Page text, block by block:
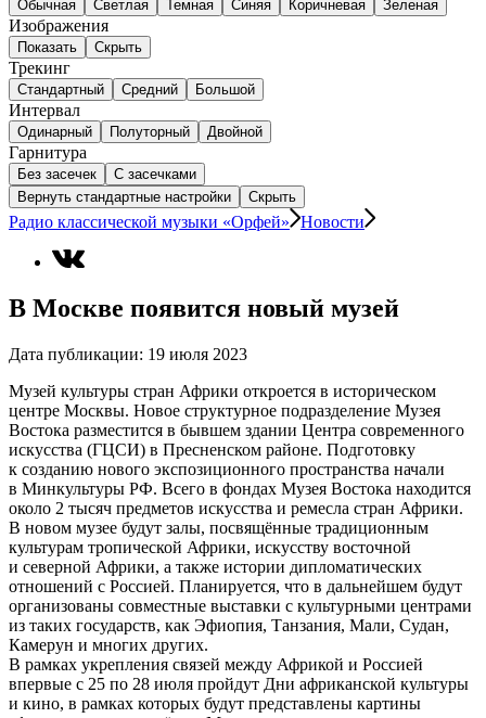
Обычная Светлая Темная Синяя Коричневая Зеленая
Изображения
Показать Скрыть
Трекинг
Стандартный Средний Большой
Интервал
Одинарный Полуторный Двойной
Гарнитура
Без засечек
С засечками
Вернуть стандартные настройки
Скрыть
Радио классической музыки «Орфей» Новости
В Москве появится новый музей
Дата публикации: 19 июля 2023
Музей культуры стран Африки откроется в историческом
центре Москвы. Новое структурное подразделение Музея
Востока разместится в бывшем здании Центра современного
искусства (ГЦСИ) в Пресненском районе. Подготовку
к созданию нового экспозиционного пространства начали
в Минкультуры РФ. Всего в фондах Музея Востока находится
около 2 тысяч предметов искусства и ремесла стран Африки.
В новом музее будут залы, посвящённые традиционным
культурам тропической Африки, искусству восточной
и северной Африки, а также истории дипломатических
отношений с Россией. Планируется, что в дальнейшем будут
организованы совместные выставки с культурными центрами
из таких государств, как Эфиопия, Танзания, Мали, Судан,
Камерун и многих других.
В рамках укрепления связей между Африкой и Россией
впервые с 25 по 28 июля пройдут Дни африканской культуры
и кино, в рамках которых будут представлены картины